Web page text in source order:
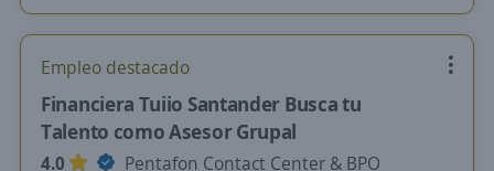
Empleo destacado
Financiera Tuiio Santander Busca tu
Talento como Asesor Grupal
4.0
Pentafon Contact Center & BPO